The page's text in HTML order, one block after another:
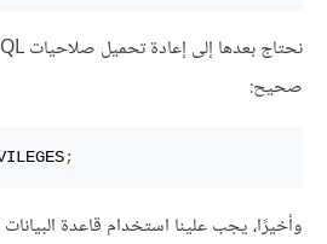
صحيح:
;
وأخيرًا، يجب علينا استخدام قاعدة